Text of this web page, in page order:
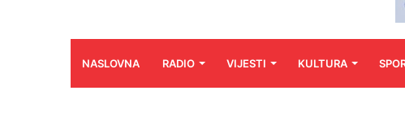
NASLOVNA RADIO VIJESTI KULTURA